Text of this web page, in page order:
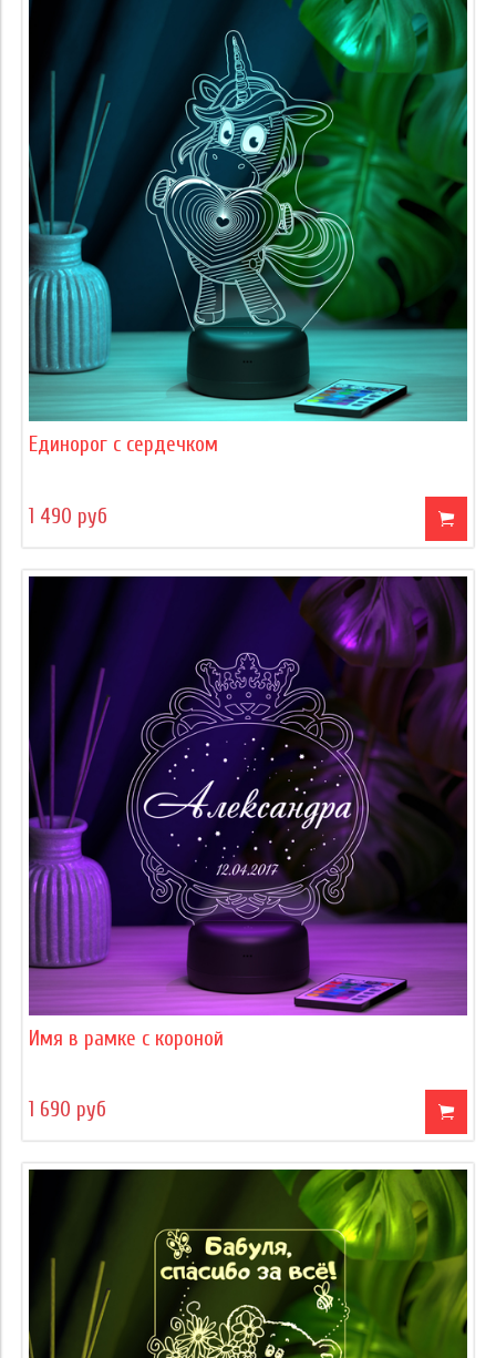
Единорог с сердечком
1 490 руб
Имя в рамке с короной
1 690 руб